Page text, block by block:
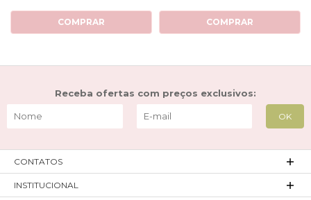
COMPRAR COMPRAR
Receba ofertas com preços exclusivos:
CONTATOS
INSTITUCIONAL